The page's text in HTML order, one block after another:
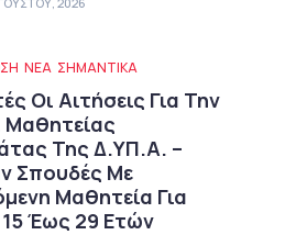
ΝΈΑ ΣΗΜΑΝΤΙΚΆ
Οι Αιτήσεις Για Την
Της Δ.ΥΠ.Α. –
Σπουδές Με
Μαθητεία Για
Έως 29 Ετών